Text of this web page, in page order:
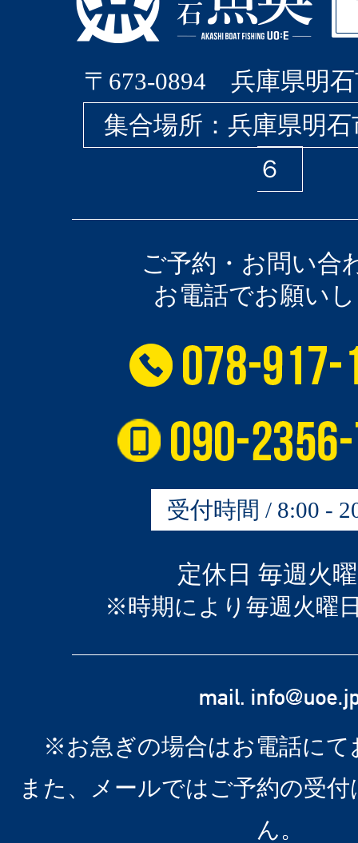
〒673-0894 兵庫県明石
集合場所：兵庫県明
６
ご予約・お問い合
お電話でお願い
受付時間 / 8:00 -
定休日 毎週火
※時期により毎週火曜
※お急ぎの場合はお電話にて
また、メールではご予約の受
ん。